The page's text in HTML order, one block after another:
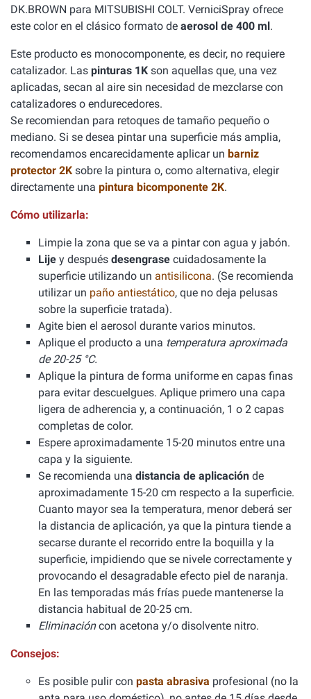
DK.BROWN para MITSUBISHI COLT. VerniciSpray ofrece
este color en el clásico formato de aerosol de 400 ml.
Este producto es monocomponente, es decir, no requiere
catalizador. Las pinturas 1K son aquellas que, una vez
aplicadas, secan al aire sin necesidad de mezclarse con
catalizadores o endurecedores.
Se recomiendan para retoques de tamaño pequeño o
mediano. Si se desea pintar una superficie más amplia,
recomendamos encarecidamente aplicar un barniz
protector 2K sobre la pintura o, como alternativa, elegir
directamente una pintura bicomponente 2K.
Cómo utilizarla:
Limpie la zona que se va a pintar con agua y jabón.
Lije y después desengrase cuidadosamente la
superficie utilizando un antisilicona. (Se recomienda
utilizar un paño antiestático, que no deja pelusas
sobre la superficie tratada).
Agite bien el aerosol durante varios minutos.
Aplique el producto a una temperatura aproximada
de 20-25 °C.
Aplique la pintura de forma uniforme en capas finas
para evitar descuelgues. Aplique primero una capa
ligera de adherencia y, a continuación, 1 o 2 capas
completas de color.
Espere aproximadamente 15-20 minutos entre una
capa y la siguiente.
Se recomienda una distancia de aplicación de
aproximadamente 15-20 cm respecto a la superficie.
Cuanto mayor sea la temperatura, menor deberá ser
la distancia de aplicación, ya que la pintura tiende a
secarse durante el recorrido entre la boquilla y la
superficie, impidiendo que se nivele correctamente y
provocando el desagradable efecto piel de naranja.
En las temporadas más frías puede mantenerse la
distancia habitual de 20-25 cm.
Eliminacióncon acetona y/o disolvente nitro.
Consejos:
Es posible pulir con pasta abrasiva profesional (no la